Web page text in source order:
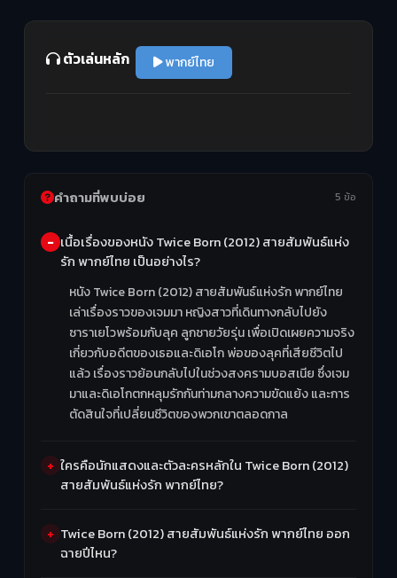
ตัวเล่นหลัก พากย์ไทย
คำถามที่พบบ่อย 5 ข้อ
เนื้อเรื่องของหนัง Twice Born (2012) สายสัมพันธ์แห่ง
รัก พากย์ไทย เป็นอย่างไร?
หนัง Twice Born (2012) สายสัมพันธ์แห่งรัก พากย์ไทย
เล่าเรื่องราวของเจมมา หญิงสาวที่เดินทางกลับไปยัง
ซาราเยโวพร้อมกับลุค ลูกชายวัยรุ่น เพื่อเปิดเผยความจริง
เกี่ยวกับอดีตของเธอและดิเอโก พ่อของลุคที่เสียชีวิตไป
แล้ว เรื่องราวย้อนกลับไปในช่วงสงครามบอสเนีย ซึ่งเจม
มาและดิเอโกตกหลุมรักกันท่ามกลางความขัดแย้ง และการ
ตัดสินใจที่เปลี่ยนชีวิตของพวกเขาตลอดกาล
ใครคือนักแสดงและตัวละครหลักใน Twice Born (2012)
สายสัมพันธ์แห่งรัก พากย์ไทย?
Twice Born (2012) สายสัมพันธ์แห่งรัก พากย์ไทย ออก
ฉายปีไหน?